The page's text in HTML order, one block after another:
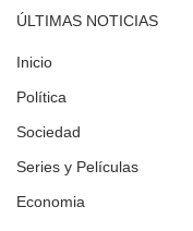
ÚLTIMAS NOTICIAS
Inicio
Política
Sociedad
Series y Películas
Economia